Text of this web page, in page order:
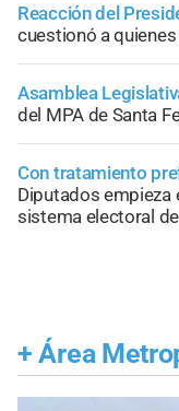
Reacción del
cuestionó a
Asamblea
del MPA de Santa
Con tratamiento
Diputados empieza
sistema electoral
+ Área